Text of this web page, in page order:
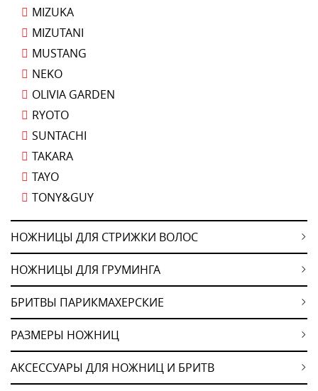
MIZUKA
MIZUTANI
MUSTANG
NEKO
OLIVIA GARDEN
RYOTO
SUNTACHI
TAKARA
TAYO
TONY&GUY
НОЖНИЦЫ ДЛЯ СТРИЖКИ ВОЛОС
НОЖНИЦЫ ДЛЯ ГРУМИНГА
БРИТВЫ ПАРИКМАХЕРСКИЕ
РАЗМЕРЫ НОЖНИЦ
АКСЕССУАРЫ ДЛЯ НОЖНИЦ И БРИТВ